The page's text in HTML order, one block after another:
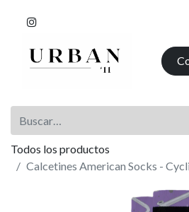
Todos los productos
Calcetines American Socks -